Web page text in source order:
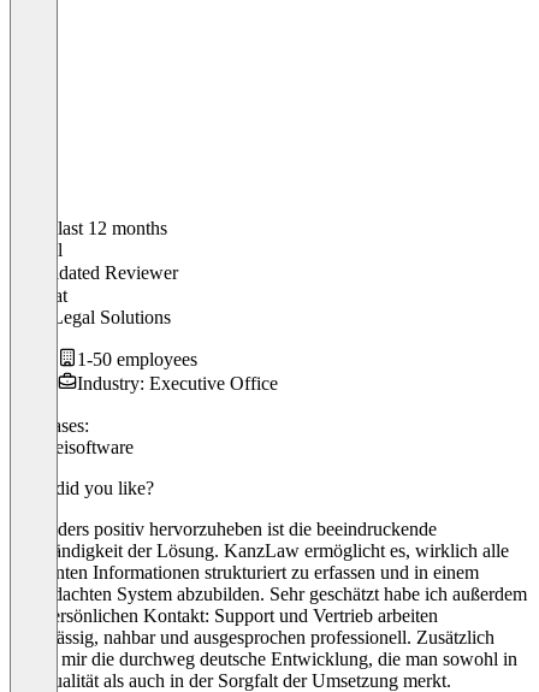
In the last 12 months
Marcel
Validated Reviewer
at
Hess Legal Solutions
1-50 employees
Industry: Executive Office
Use cases:
Kanzleisoftware
What did you like?
Besonders positiv hervorzuheben ist die beeindruckende
Vollständigkeit der Lösung. KanzLaw ermöglicht es, wirklich alle
relevanten Informationen strukturiert zu erfassen und in einem
durchdachten System abzubilden. Sehr geschätzt habe ich außerdem
den persönlichen Kontakt: Support und Vertrieb arbeiten
zuverlässig, nahbar und ausgesprochen professionell. Zusätzlich
gefällt mir die durchweg deutsche Entwicklung, die man sowohl in
der Qualität als auch in der Sorgfalt der Umsetzung merkt.